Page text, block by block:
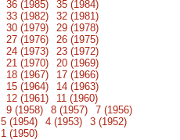
36 (1985)
35 (1984)
33 (1982)
32 (1981)
30 (1979)
29 (1978)
27 (1976)
26 (1975)
24 (1973)
23 (1972)
21 (1970)
20 (1969)
18 (1967)
17 (1966)
15 (1964)
14 (1963)
12 (1961)
11 (1960)
9 (1958) 8 (1957)
7 (1956)
5 (1954) 4 (1953)
3 (1952)
1 (1950)